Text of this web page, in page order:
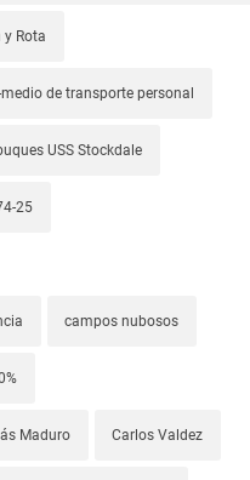
y Rota
de transporte personal
USS Stockdale
25
campos nubosos
Maduro Carlos Valdez